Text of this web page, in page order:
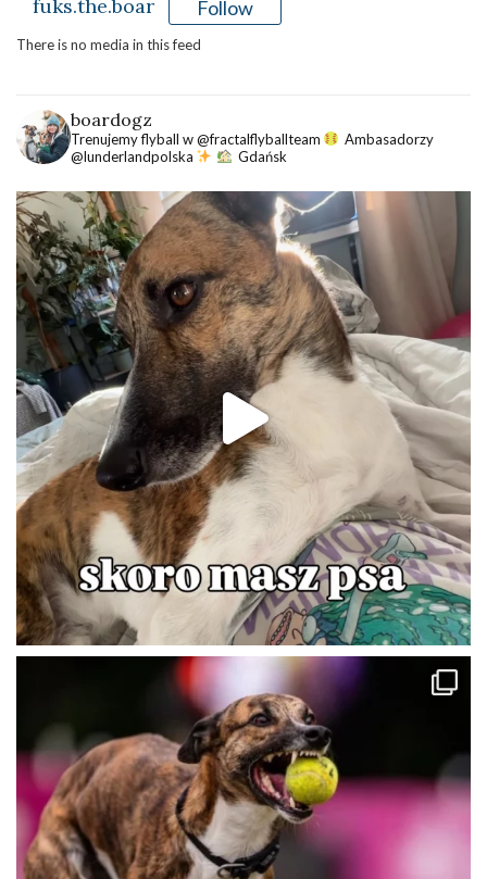
fuks.the.boar Follow
There is no media in this feed
boardogz
Trenujemy flyball w @fractalflyballteam
Ambasadorzy
@lunderlandpolska
Gdańsk